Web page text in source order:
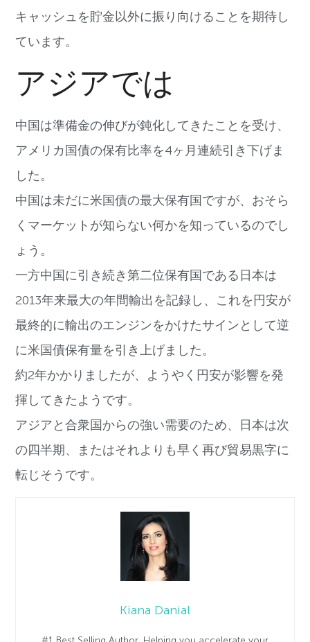
キャッシュを貯金以外に振り向けることを期待し
ています。
アジアでは
中国は準備金の伸びが鈍化してきたことを受け、
アメリカ国債の保有比率を4ヶ月連続引き下げま
した。
中国は未だに米国債の最大保有国ですが、おそら
くマーケットが知らない何かを知っているのでし
ょう。
一方中国に引き続き第二位保有国である日本は
2013年来最大の年間輸出を記録し、これを円安が
最終的に輸出のエンジンをかけたサインとして逆
に米国債保有量を引き上げました。
約2年かかりましたが、ようやく円安が影響を発
揮してきたようです。
アジアと合衆国からの強い需要のため、日本は次
の四半期、またはそれよりも早く再び貿易黒字に
転じそうです。
Kiana Danial